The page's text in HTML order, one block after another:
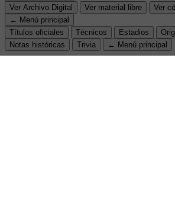
Ver Archivo Digital
Ver material libre
Ver
← Menú principal
Títulos oficiales
Técnicos Estadios
Notas históricas
Trivia ← Menú principal